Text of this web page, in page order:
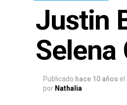
Justin
Selena
Publicado hace 10 años el
por Nathalia